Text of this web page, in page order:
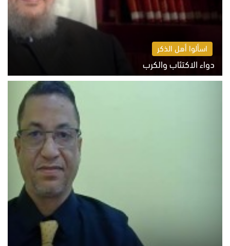
اسألوا أهل الذكر
دواء الاكتئاب والكرب
السبت 8 أغسطس 2026 10:54 ص